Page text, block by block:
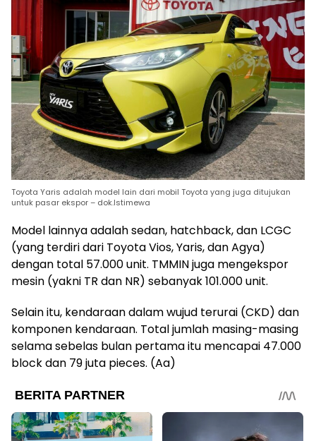
Toyota Yaris adalah model lain dari mobil Toyota yang juga ditujukan
untuk pasar ekspor – dok.Istimewa
Model lainnya adalah sedan, hatchback, dan LCGC
(yang terdiri dari Toyota Vios, Yaris, dan Agya)
dengan total 57.000 unit. TMMIN juga mengekspor
mesin (yakni TR dan NR) sebanyak 101.000 unit.
Selain itu, kendaraan dalam wujud terurai (CKD) dan
komponen kendaraan. Total jumlah masing-masing
selama sebelas bulan pertama itu mencapai 47.000
block dan 79 juta pieces. (Aa)